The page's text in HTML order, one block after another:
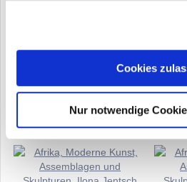
Cookies
Nur notwendige